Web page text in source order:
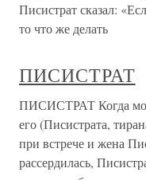
Писистрат сказал:
то что же делать
ПИСИСТРАТ
ПИСИСТРАТ Когда
его (Писистрата,
при встрече и жена
рассердилась,